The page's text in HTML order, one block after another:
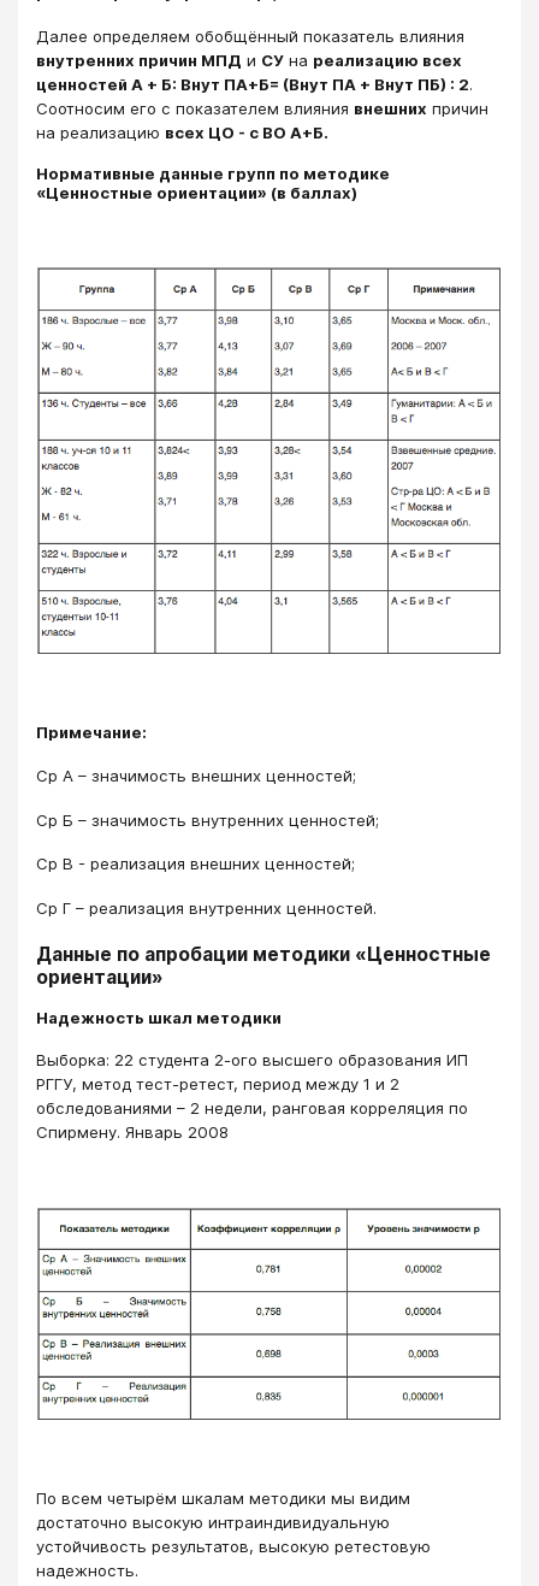
Далее определяем обобщённый показатель влияния
внутренних причин МПД и СУ на реализацию всех
ценностей А + Б: Внут ПА+Б= (Внут ПА + Внут ПБ) : 2.
Соотносим его с показателем влияния внешних причин
на реализацию всех ЦО - с ВО А+Б.
Нормативные данные групп по методике
«Ценностные ориентации» (в баллах)
Примечание:
Ср А – значимость внешних ценностей;
Ср Б – значимость внутренних ценностей;
Ср В - реализация внешних ценностей;
Ср Г – реализация внутренних ценностей.
Данные по апробации методики «Ценностные
ориентации»
Надежность шкал методики
Выборка: 22 студента 2-ого высшего образования ИП
РГГУ, метод тест-ретест, период между 1 и 2
обследованиями – 2 недели, ранговая корреляция по
Спирмену. Январь 2008
По всем четырём шкалам методики мы видим
достаточно высокую интраиндивидуальную
устойчивость результатов, высокую ретестовую
надежность.